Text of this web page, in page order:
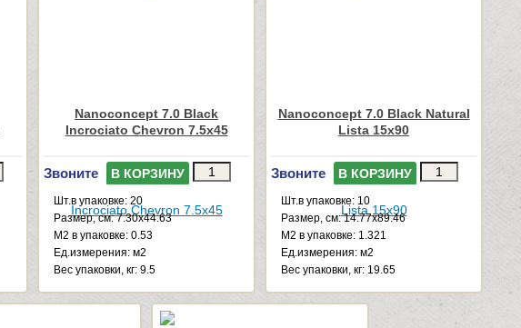
Nanoconcept 7.0 Black
Incrociato Chevron 7.5x45
Звоните В КОРЗИНУ
Шт.в упаковке: 20
Размер, см: 7.30x44.63
М2 в упаковке: 0.53
Ед.измерения: м2
Веc упаковки, кг: 9.5
Nanoconcept 7.0 Black Natural
Lista 15x90
Звоните В КОРЗИНУ
Шт.в упаковке: 10
Размер, см: 14.77x89.46
М2 в упаковке: 1.321
Ед.измерения: м2
Веc упаковки, кг: 19.65